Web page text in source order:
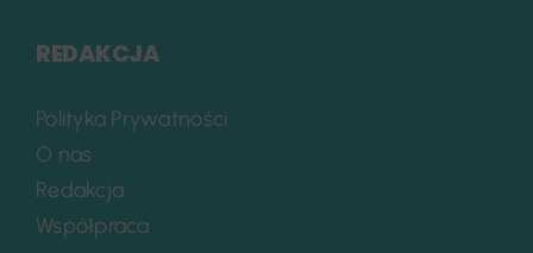
REDAKCJA
Polityka Prywatności
O nas
Redakcja
Współpraca